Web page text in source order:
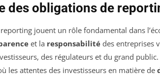
des obligations de
jouent un rôle fondamental dans
et la responsabilité des entreprises
des régulateurs et du grand
les attentes des investisseurs en matière de